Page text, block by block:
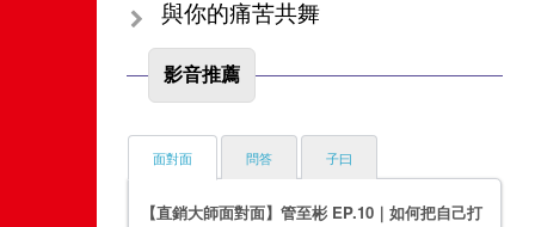
與你的痛苦共舞
影音推薦
面對面
【直銷大師面對面】管至彬 EP.10｜如何把自己打
問答 子曰